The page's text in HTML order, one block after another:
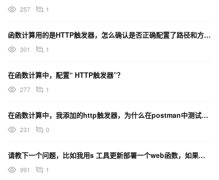
257 1
函数计算用的是HTTP触发器，怎么确认是否正确配置了路径和方法，以及是否允许携带查询参数？
301 1
在函数计算中，配置“ HTTP触发器”？
277 1
在函数计算中，我添加的http触发器，为什么在postman中测试访问都是返回一个http页面？
231 0
请教下一个问题，比如我用s 工具更新部署一个web函数，如果这个函数本来在处理一些http请求，有1
991 1